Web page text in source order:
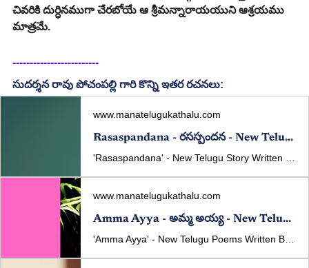
చివరికి దుర్ధినముగా చేరబోయే ఆ శ్రీమన్నారాయయుని ఆశ్రయము
మాత్రమే.
-------------------------
సుదర్శన రావు పోచంపల్లి గారి కొన్ని ఇతర రచనలు:
www.manatelugukathalu.com
Rasaspandana - రసస్పందన - New Telugu Story Written By - Sudarsana Rao Pochampally
www.manatelugukathalu.com
Amma Ayya - అమ్మ అయ్య - New Telugu Poems Written By - Sudarsana Rao Pochampall